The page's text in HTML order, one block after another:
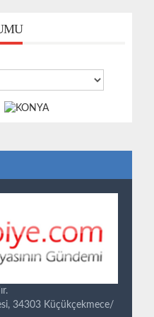
34303 Küçükçekmece/